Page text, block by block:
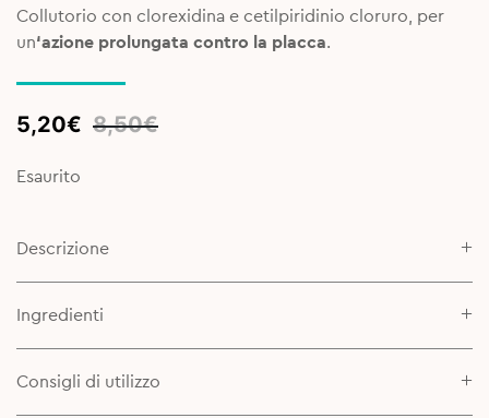
Collutorio con clorexidina e cetilpiridinio cloruro, per
un‘azione prolungata contro la placca.
8,50€
Original
was:
5,20€
Current
is:
Esaurito
Descrizione
Ingredienti
Consigli di utilizzo